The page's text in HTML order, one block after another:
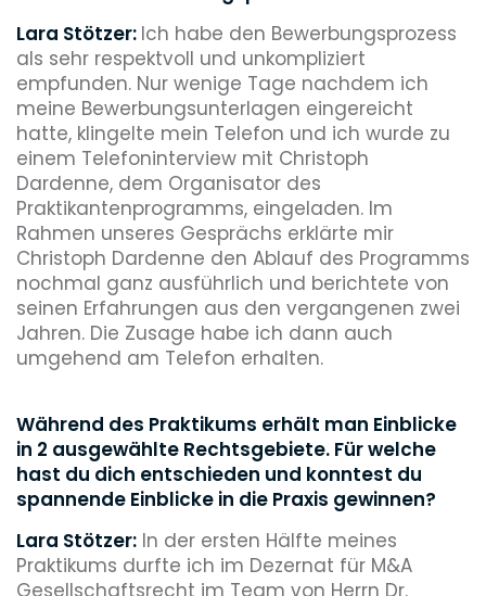
Lara Stötzer: Ich habe den Bewerbungsprozess
als sehr respektvoll und unkompliziert
empfunden. Nur wenige Tage nachdem ich
meine Bewerbungsunterlagen eingereicht
hatte, klingelte mein Telefon und ich wurde zu
einem Telefoninterview mit Christoph
Dardenne, dem Organisator des
Praktikantenprogramms, eingeladen. Im
Rahmen unseres Gesprächs erklärte mir
Christoph Dardenne den Ablauf des Programms
nochmal ganz ausführlich und berichtete von
seinen Erfahrungen aus den vergangenen zwei
Jahren. Die Zusage habe ich dann auch
umgehend am Telefon erhalten.
Während des Praktikums erhält man Einblicke
in 2 ausgewählte Rechtsgebiete. Für welche
hast du dich entschieden und konntest du
spannende Einblicke in die Praxis gewinnen?
Lara Stötzer: In der ersten Hälfte meines
Praktikums durfte ich im Dezernat für M&A
Gesellschaftsrecht im Team von Herrn Dr.